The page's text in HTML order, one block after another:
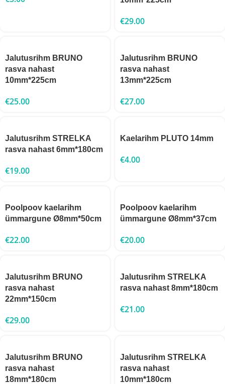
€29.00
Jalutusrihm BRUNO
rasva nahast
10mm*225cm
€25.00
Jalutusrihm BRUNO
rasva nahast
13mm*225cm
€27.00
Jalutusrihm STRELKA
rasva nahast 6mm*180cm
€19.00
Kaelarihm PLUTO 14mm
€4.00
Poolpoov kaelarihm
ümmargune Ø8mm*50cm
€22.00
Poolpoov kaelarihm
ümmargune Ø8mm*37cm
€20.00
Jalutusrihm BRUNO
rasva nahast
22mm*150cm
€29.00
Jalutusrihm STRELKA
rasva nahast 8mm*180cm
€21.00
Jalutusrihm BRUNO
rasva nahast
18mm*180cm
Jalutusrihm STRELKA
rasva nahast
10mm*180cm